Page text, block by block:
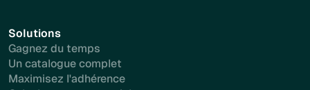
Solutions
Gagnez du temps
Un catalogue complet
Maximisez l'adhérence